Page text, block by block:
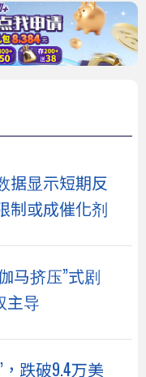
据显示短期反
制或成催化剂
马挤压”式剧
主导
跌破9.4万美